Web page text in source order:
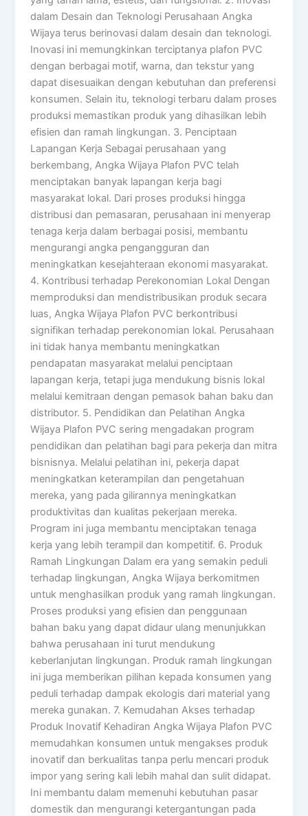
dalam Desain dan Teknologi Perusahaan Angka
Wijaya terus berinovasi dalam desain dan teknologi.
Inovasi ini memungkinkan terciptanya plafon PVC
dengan berbagai motif, warna, dan tekstur yang
dapat disesuaikan dengan kebutuhan dan preferensi
konsumen. Selain itu, teknologi terbaru dalam proses
produksi memastikan produk yang dihasilkan lebih
efisien dan ramah lingkungan. 3. Penciptaan
Lapangan Kerja Sebagai perusahaan yang
berkembang, Angka Wijaya Plafon PVC telah
menciptakan banyak lapangan kerja bagi
masyarakat lokal. Dari proses produksi hingga
distribusi dan pemasaran, perusahaan ini menyerap
tenaga kerja dalam berbagai posisi, membantu
mengurangi angka pengangguran dan
meningkatkan kesejahteraan ekonomi masyarakat.
4. Kontribusi terhadap Perekonomian Lokal Dengan
memproduksi dan mendistribusikan produk secara
luas, Angka Wijaya Plafon PVC berkontribusi
signifikan terhadap perekonomian lokal. Perusahaan
ini tidak hanya membantu meningkatkan
pendapatan masyarakat melalui penciptaan
lapangan kerja, tetapi juga mendukung bisnis lokal
melalui kemitraan dengan pemasok bahan baku dan
distributor. 5. Pendidikan dan Pelatihan Angka
Wijaya Plafon PVC sering mengadakan program
pendidikan dan pelatihan bagi para pekerja dan mitra
bisnisnya. Melalui pelatihan ini, pekerja dapat
meningkatkan keterampilan dan pengetahuan
mereka, yang pada gilirannya meningkatkan
produktivitas dan kualitas pekerjaan mereka.
Program ini juga membantu menciptakan tenaga
kerja yang lebih terampil dan kompetitif. 6. Produk
Ramah Lingkungan Dalam era yang semakin peduli
terhadap lingkungan, Angka Wijaya berkomitmen
untuk menghasilkan produk yang ramah lingkungan.
Proses produksi yang efisien dan penggunaan
bahan baku yang dapat didaur ulang menunjukkan
bahwa perusahaan ini turut mendukung
keberlanjutan lingkungan. Produk ramah lingkungan
ini juga memberikan pilihan kepada konsumen yang
peduli terhadap dampak ekologis dari material yang
mereka gunakan. 7. Kemudahan Akses terhadap
Produk Inovatif Kehadiran Angka Wijaya Plafon PVC
memudahkan konsumen untuk mengakses produk
inovatif dan berkualitas tanpa perlu mencari produk
impor yang sering kali lebih mahal dan sulit didapat.
Ini membantu dalam memenuhi kebutuhan pasar
domestik dan mengurangi ketergantungan pada